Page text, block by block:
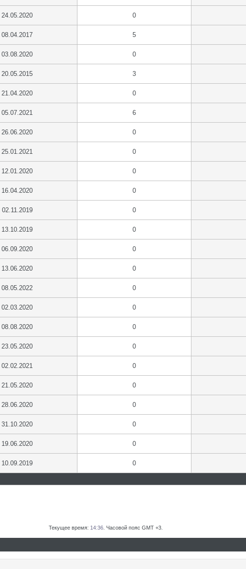
24.05.2020 0
08.04.2017 5
03.08.2020 0
20.05.2015 3
21.04.2020 0
05.07.2021 6
26.06.2020 0
25.01.2021 0
12.01.2020 0
16.04.2020 0
02.11.2019 0
13.10.2019 0
06.09.2020 0
13.06.2020 0
08.05.2022 0
02.03.2020 0
08.08.2020 0
23.05.2020 0
02.02.2021 0
21.05.2020 0
28.06.2020 0
31.10.2020 0
19.06.2020 0
10.09.2019 0
Текущее время: 14:36 . Часовой пояс GMT +3.